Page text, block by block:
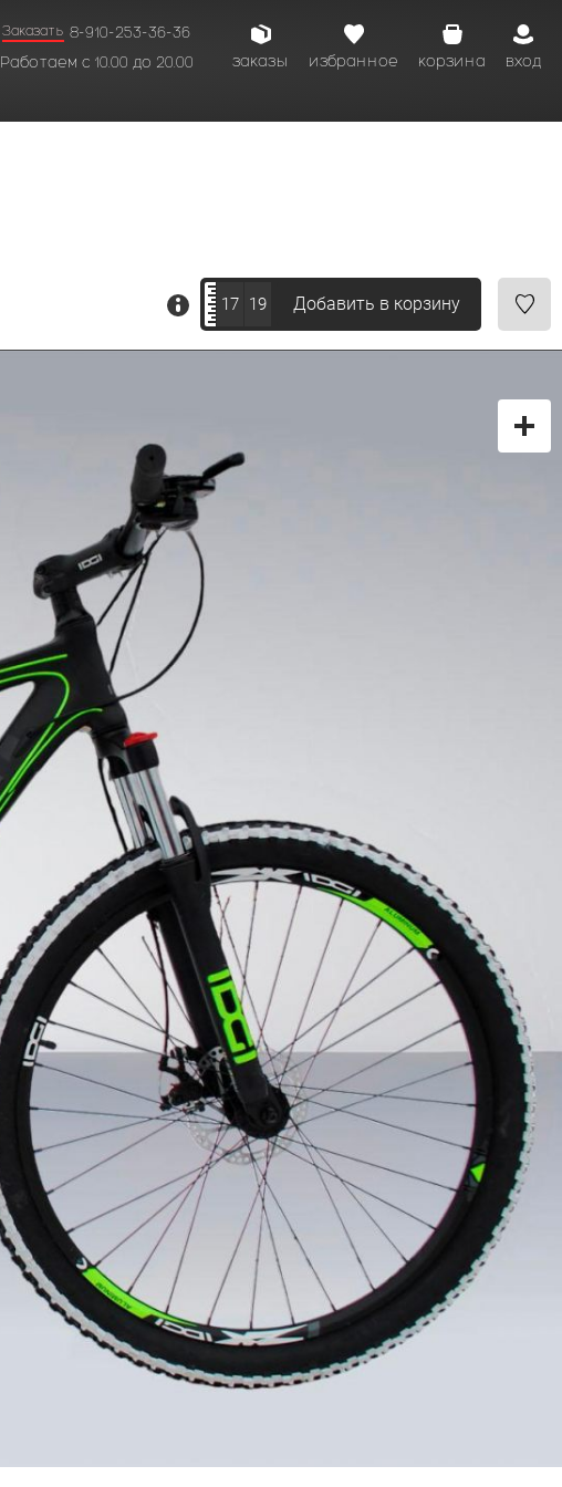
Заказать 8-910-253-36-36
Работаем с 10.00 до 20.00
вход
корзина
избранное
заказы
17 19 Добавить в корзину